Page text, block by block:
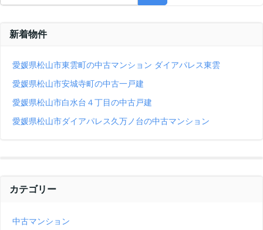
新着物件
愛媛県松山市東雲町の中古マンション ダイアパレス東雲
愛媛県松山市安城寺町の中古一戸建
愛媛県松山市白水台４丁目の中古戸建
愛媛県松山市ダイアパレス久万ノ台の中古マンション
カテゴリー
中古マンション